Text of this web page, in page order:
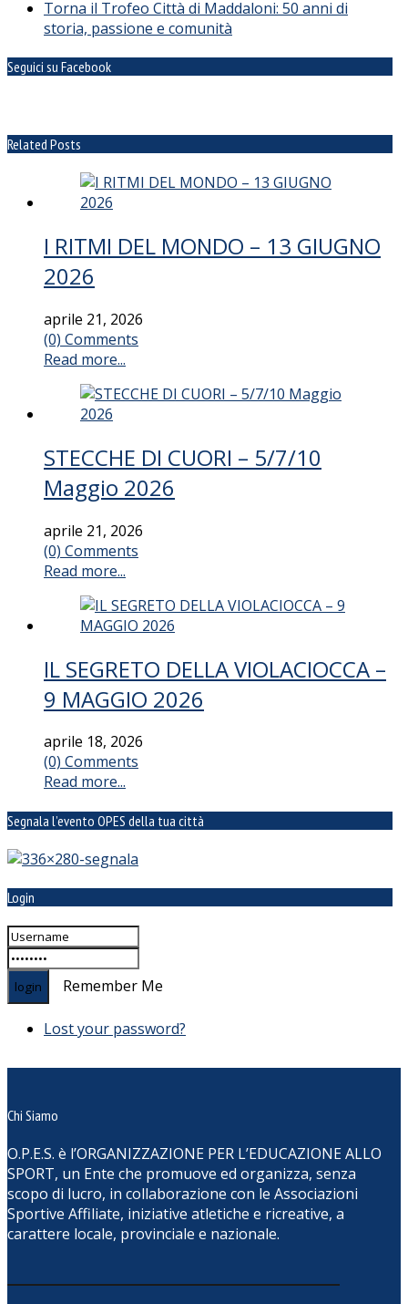
Torna il Trofeo Città di Maddaloni: 50 anni di
storia, passione e comunità
Seguici su Facebook
Related Posts
I RITMI DEL MONDO – 13 GIUGNO
2026
aprile 21, 2026
(0) Comments
Read more...
STECCHE DI CUORI – 5/7/10
Maggio 2026
aprile 21, 2026
(0) Comments
Read more...
IL SEGRETO DELLA VIOLACIOCCA –
9 MAGGIO 2026
aprile 18, 2026
(0) Comments
Read more...
Segnala l’evento OPES della tua città
Login
Remember Me
Lost your password?
Chi Siamo
O.P.E.S. è l’ORGANIZZAZIONE PER L’EDUCAZIONE ALLO
SPORT, un Ente che promuove ed organizza, senza
scopo di lucro, in collaborazione con le Associazioni
Sportive Affiliate, iniziative atletiche e ricreative, a
carattere locale, provinciale e nazionale.